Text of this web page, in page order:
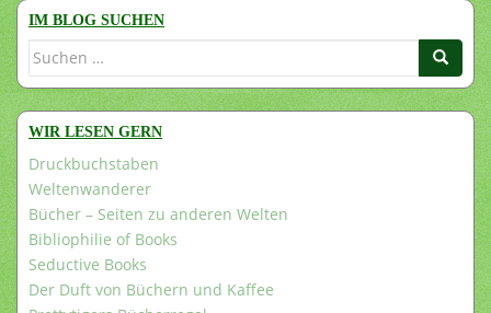
IM BLOG SUCHEN
Suchen
WIR LESEN GERN
Druckbuchstaben
Weltenwanderer
Bücher – Seiten zu anderen Welten
Bibliophilie of Books
Seductive Books
Der Duft von Büchern und Kaffee